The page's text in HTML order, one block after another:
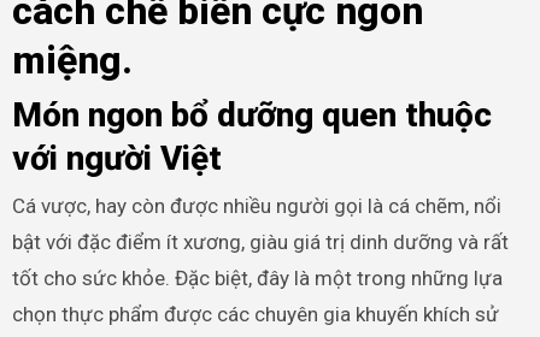
cách chế biến cực ngon
miệng.
Món ngon bổ dưỡng quen thuộc
với người Việt
Cá vược, hay còn được nhiều người gọi là cá chẽm, nổi
bật với đặc điểm ít xương, giàu giá trị dinh dưỡng và rất
tốt cho sức khỏe. Đặc biệt, đây là một trong những lựa
chọn thực phẩm được các chuyên gia khuyến khích sử